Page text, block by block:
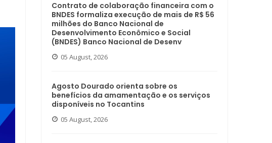
Contrato de colaboração financeira com o
BNDES formaliza execução de mais de R$ 56
milhões do Banco Nacional de
Desenvolvimento Econômico e Social
(BNDES) Banco Nacional de Desenv
05 August, 2026
Agosto Dourado orienta sobre os
benefícios da amamentação e os serviços
disponíveis no Tocantins
05 August, 2026